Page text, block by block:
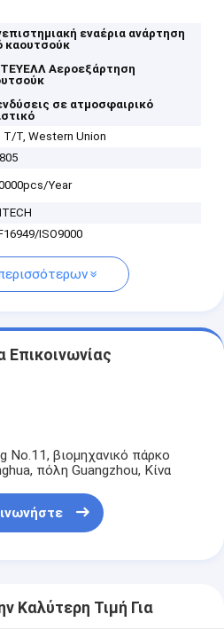
εναέρια ανάρτηση
καουτσούκ
Αεροεξάρτηση
σε ατμοσφαιρικό
T/T, Western Union
Year
ISO9000
Επικοινωνίας
No.11, βιομηχανικό πάρκο
πόλη Guangzhou, Κίνα
Καλύτερη Τιμή Για